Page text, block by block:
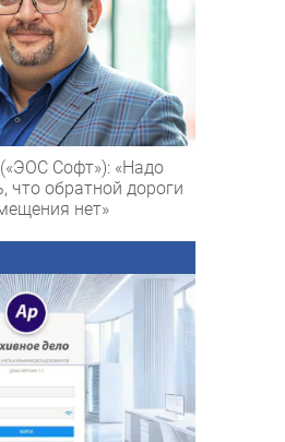
Софт»): «Надо
что обратной дороги
нет»